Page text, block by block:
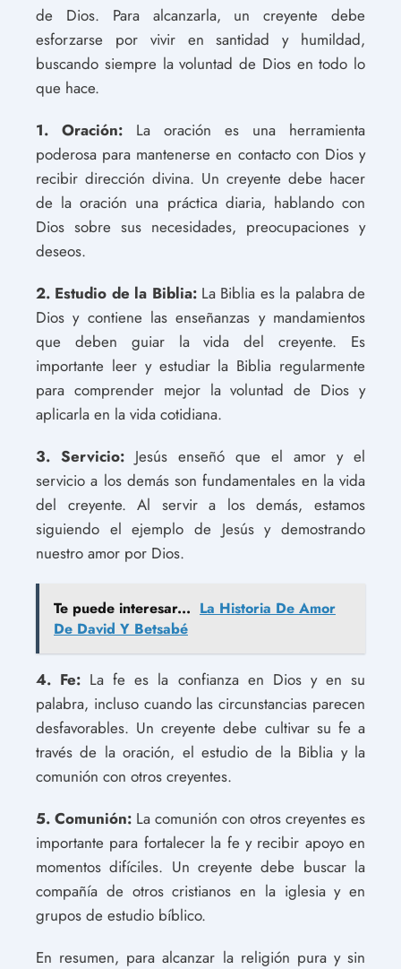
de Dios. Para alcanzarla, un creyente debe
esforzarse por vivir en santidad y humildad,
buscando siempre la voluntad de Dios en todo lo
que hace.
1. Oración: La oración es una herramienta
poderosa para mantenerse en contacto con Dios y
recibir dirección divina. Un creyente debe hacer
de la oración una práctica diaria, hablando con
Dios sobre sus necesidades, preocupaciones y
deseos.
2. Estudio de la Biblia:La Biblia es la palabra de
Dios y contiene las enseñanzas y mandamientos
que deben guiar la vida del creyente. Es
importante leer y estudiar la Biblia regularmente
para comprender mejor la voluntad de Dios y
aplicarla en la vida cotidiana.
3. Servicio: Jesús enseñó que el amor y el
servicio a los demás son fundamentales en la vida
del creyente. Al servir a los demás, estamos
siguiendo el ejemplo de Jesús y demostrando
nuestro amor por Dios.
Te puede interesar... La Historia De Amor
De David Y Betsabé
4. Fe: La fe es la confianza en Dios y en su
palabra, incluso cuando las circunstancias parecen
desfavorables. Un creyente debe cultivar su fe a
través de la oración, el estudio de la Biblia y la
comunión con otros creyentes.
5. Comunión: La comunión con otros creyentes es
importante para fortalecer la fe y recibir apoyo en
momentos difíciles. Un creyente debe buscar la
compañía de otros cristianos en la iglesia y en
grupos de estudio bíblico.
En resumen, para alcanzar la religión pura y sin